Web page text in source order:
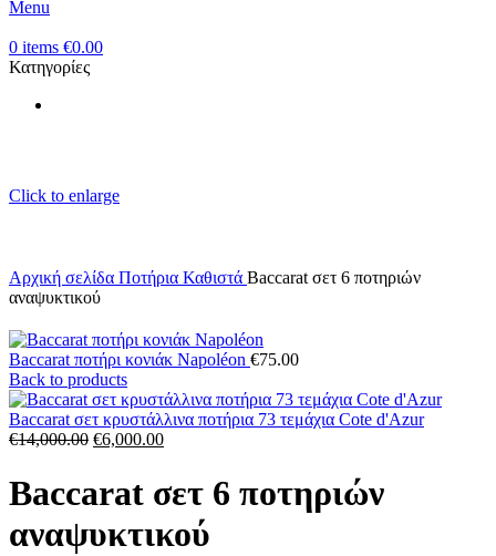
Menu
0 items €0.00
Κατηγορίες
Click to enlarge
Αρχική σελίδα Ποτήρια Καθιστά Baccarat σετ 6 ποτηριών
αναψυκτικού
Baccarat ποτήρι κονιάκ Napoléon €75.00
Back to products
Baccarat σετ κρυστάλλινα ποτήρια 73 τεμάχια Cote d'Azur
€14,000.00 Original
€14,000.00.
€6,000.00Η
είναι:
€6,000.00.
Baccarat σετ 6 ποτηριών
αναψυκτικού